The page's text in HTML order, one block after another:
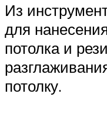
Из
для
потолка и
потолку.